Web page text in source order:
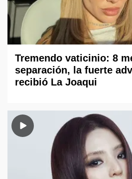
Tremendo vaticinio: 8
separación, la fuerte
recibió La Joaqui